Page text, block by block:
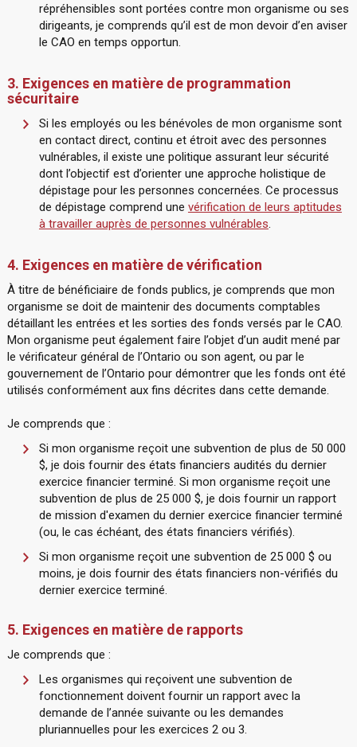
répréhensibles sont portées contre mon organisme ou ses
dirigeants, je comprends qu’il est de mon devoir d’en aviser
le CAO en temps opportun.
3. Exigences en matière de programmation
sécuritaire
Si les employés ou les bénévoles de mon organisme sont
en contact direct, continu et étroit avec des personnes
vulnérables, il existe une politique assurant leur sécurité
dont l’objectif est d’orienter une approche holistique de
dépistage pour les personnes concernées. Ce processus
de dépistage comprend une vérification de leurs aptitudes
à travailler auprès de personnes vulnérables.
4. Exigences en matière de vérification
À titre de bénéficiaire de fonds publics, je comprends que mon
organisme se doit de maintenir des documents comptables
détaillant les entrées et les sorties des fonds versés par le CAO.
Mon organisme peut également faire l’objet d’un audit mené par
le vérificateur général de l’Ontario ou son agent, ou par le
gouvernement de l’Ontario pour démontrer que les fonds ont été
utilisés conformément aux fins décrites dans cette demande.
Je comprends que :
Si mon organisme reçoit une subvention de plus de 50 000
$, je dois fournir des états financiers audités du dernier
exercice financier terminé. Si mon organisme reçoit une
subvention de plus de 25 000 $, je dois fournir un rapport
de mission d'examen du dernier exercice financier terminé
(ou, le cas échéant, des états financiers vérifiés).
Si mon organisme reçoit une subvention de 25 000 $ ou
moins, je dois fournir des états financiers non-vérifiés du
dernier exercice terminé.
5. Exigences en matière de rapports
Je comprends que :
Les organismes qui reçoivent une subvention de
fonctionnement doivent fournir un rapport avec la
demande de l’année suivante ou les demandes
pluriannuelles pour les exercices 2 ou 3.